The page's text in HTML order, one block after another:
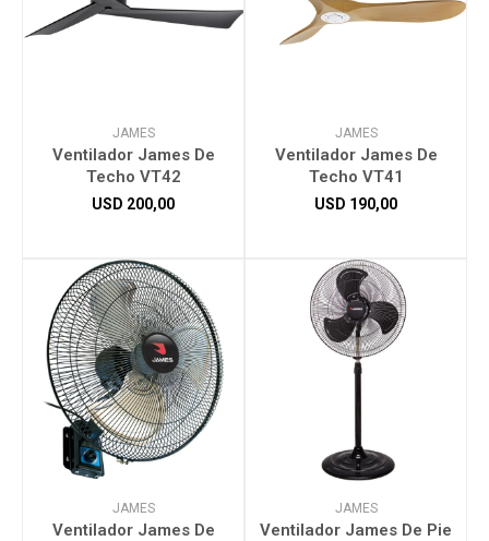
JAMES
Ventilador James De
Techo VT42
USD 200,00
JAMES
Ventilador James De
Techo VT41
USD 190,00
JAMES
Ventilador James De
JAMES
Ventilador James De Pie